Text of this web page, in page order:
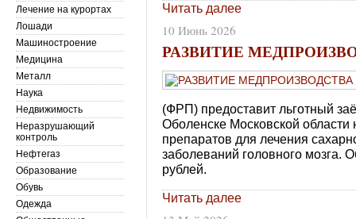
Читать далее
10 Июнь 2026
РАЗВИТИЕ
(ФРП) предоставит льготный
Оболенске Московской области
препаратов для лечения
заболеваний головного мозга.
рублей.
Читать далее
Лечение на курортах
Лошади
Машиностроение
Медицина
Металл
Наука
Недвижимость
Неразрушающий
контроль
Нефтегаз
Образование
Обувь
Одежда